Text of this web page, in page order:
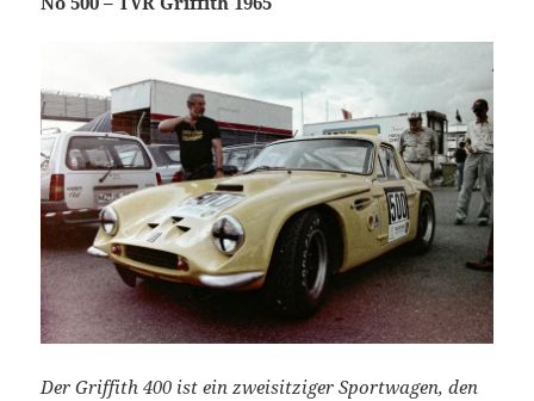
Der Griffith 400 ist ein zweisitziger Sportwagen, den